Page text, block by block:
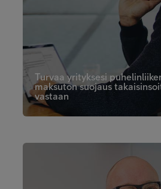
Turvaa yrityksesi
maksuton suojaus
vastaan